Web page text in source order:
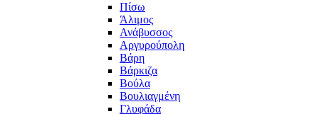
Πίσω
Άλιμος
Ανάβυσσος
Αργυρούπολη
Βάρη
Βάρκιζα
Βούλα
Βουλιαγμένη
Γλυφάδα